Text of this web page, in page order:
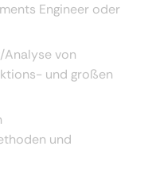
Engineer oder
Analyse von
und großen
und